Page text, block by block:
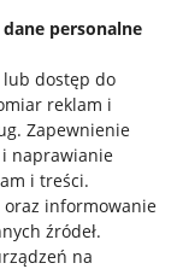
personalne
dostęp do
reklam i
. Zapewnienie
i naprawianie
i treści.
oraz informowanie
źródeł.
na